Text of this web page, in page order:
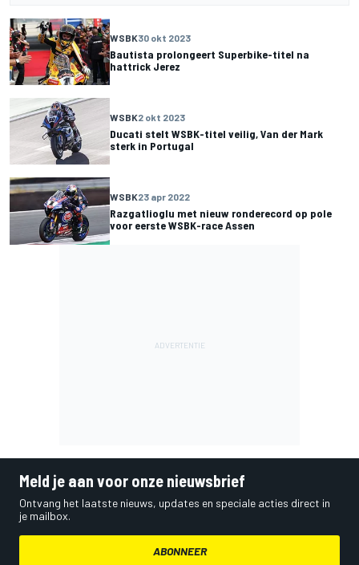
WSBK30 okt 2023
Bautista prolongeert Superbike-titel na
hattrick Jerez
WSBK2 okt 2023
Ducati stelt WSBK-titel veilig, Van der Mark
sterk in Portugal
WSBK23 apr 2022
Razgatlioglu met nieuw ronderecord op pole
voor eerste WSBK-race Assen
Meld je aan voor onze nieuwsbrief
Ontvang het laatste nieuws, updates en speciale acties direct in
je mailbox.
ABONNEER